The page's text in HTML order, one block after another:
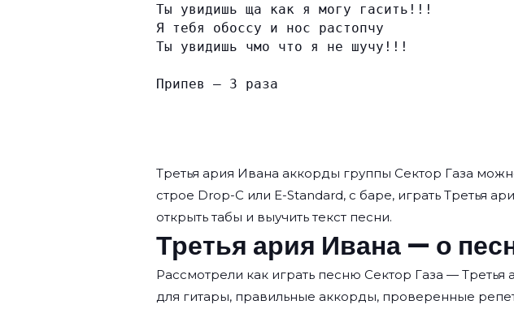
Ты увидишь ща как я могу гасить!!!
Я тебя обоссу и нос растопчу
Ты увидишь чмо что я не шучу!!!
Припев — 3 раза
Третья ария Ивана аккорды группы Сектор Газа
строе Drop-C или E-Standard, с баре, играть Третья
открыть табы и выучить текст песни.
Третья ария Ивана — о
Рассмотрели как играть песню Сектор Газа —
для гитары, правильные аккорды, проверенные